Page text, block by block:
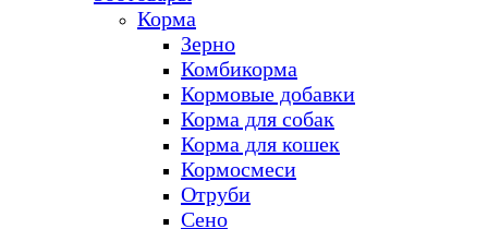
Корма
Зерно
Комбикорма
Кормовые добавки
Корма для собак
Корма для кошек
Кормосмеси
Отруби
Сено